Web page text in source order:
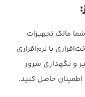
مالک تجهیزات
یا نرم‌افزاری
و نگهداری سرور
حاصل کنید.